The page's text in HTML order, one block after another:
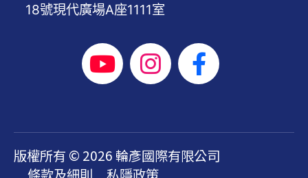
18號現代廣場A座1111室
版權所有 © 2026 輪彥國際有限公司